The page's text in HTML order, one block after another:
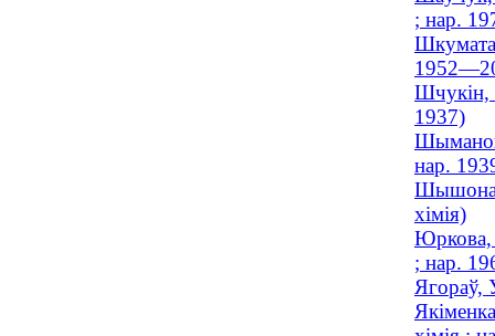
; нар.
Шчукін,
1937)
нар.
хімія)
Юркова,
; нар.
Ягораў,